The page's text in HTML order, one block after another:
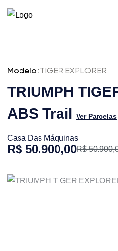
Modelo:TIGER EXPLORER
TRIUMPH
ABS Trail Ver Parcelas
Casa Das Máquinas
R$ 50.900,00R$